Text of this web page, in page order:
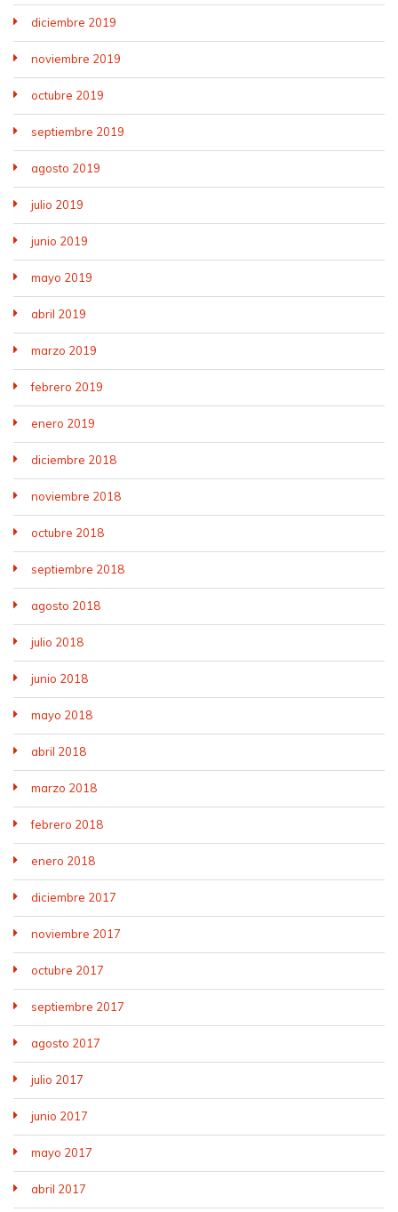
diciembre 2019
noviembre 2019
octubre 2019
septiembre 2019
agosto 2019
julio 2019
junio 2019
mayo 2019
abril 2019
marzo 2019
febrero 2019
enero 2019
diciembre 2018
noviembre 2018
octubre 2018
septiembre 2018
agosto 2018
julio 2018
junio 2018
mayo 2018
abril 2018
marzo 2018
febrero 2018
enero 2018
diciembre 2017
noviembre 2017
octubre 2017
septiembre 2017
agosto 2017
julio 2017
junio 2017
mayo 2017
abril 2017